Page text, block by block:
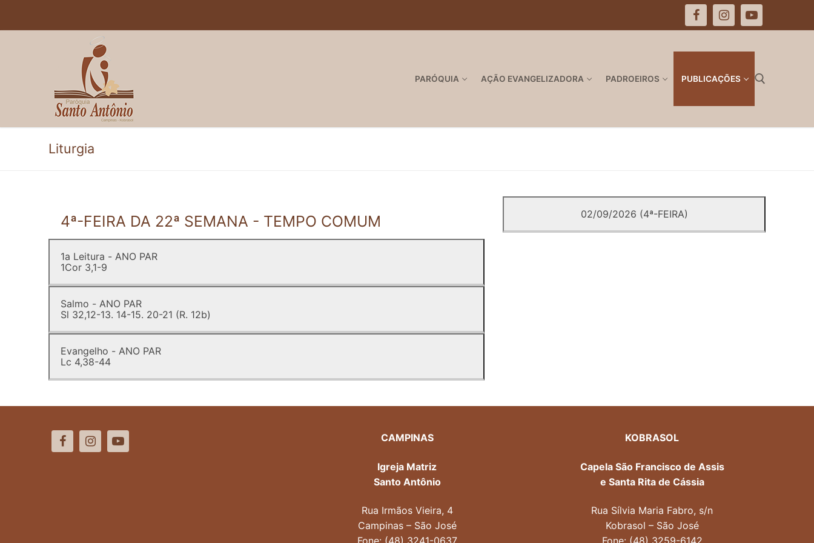
PARÓQUIA AÇÃO EVANGELIZADORA PADROEIROS PUBLICAÇÕES
Pesquisar por:
Liturgia
4ª-FEIRA DA 22ª SEMANA - TEMPO COMUM
1a Leitura - ANO PAR
1Cor 3,1-9
Salmo - ANO PAR
Sl 32,12-13. 14-15. 20-21 (R. 12b)
Evangelho - ANO PAR
Lc 4,38-44
02/09/2026 (4ª-FEIRA)
CAMPINAS
Igreja Matriz
Santo Antônio
Rua Irmãos Vieira, 4
Campinas – São José
KOBRASOL
Capela São Francisco de Assis
e Santa Rita de Cássia
Rua Sílvia Maria Fabro, s/n
Kobrasol – São José